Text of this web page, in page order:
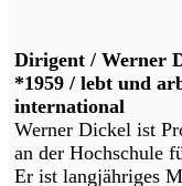
Dirigent / Werner
*1959 / lebt und
international
Werner Dickel ist
an der Hochschule
Er ist langjähriges